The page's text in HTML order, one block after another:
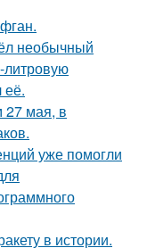
необычный
литровую
её.
27 мая, в
уже помогли
в истории.